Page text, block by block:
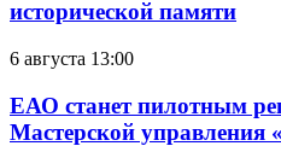
исторической памяти
6 августа 13:00
ЕАО станет пилотным
Мастерской управления